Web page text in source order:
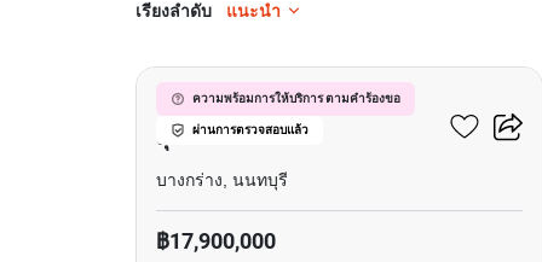
เรียงลำดับ แนะนำ
ความพร้อมการให้บริการ ตามคำร้องขอ
ผ่านการตรวจสอบแล้ว
เดอะ มาสเตอร์ เอกมัย-
สุคนธสวัสดิ์
บางกร่าง, นนทบุรี
฿17,900,000